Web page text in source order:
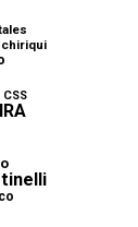
chiriqui
CSS